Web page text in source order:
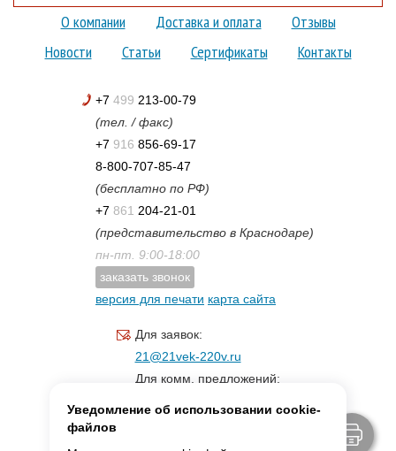
О компании Доставка и оплата
Отзывы
Новости
Статьи Сертификаты Контакты
+7 499 213-00-79
(тел. / факс)
+7 916 856-69-17
8-800-707-85-47
(бесплатно по РФ)
+7 861 204-21-01
(представительство в Краснодаре)
пн-пт. 9:00-18:00
заказать звонок
версия для печати карта сайта
Для заявок:
21@21vek-220v.ru
Для комм. предложений:
Уведомление об использовании cookie-
файлов